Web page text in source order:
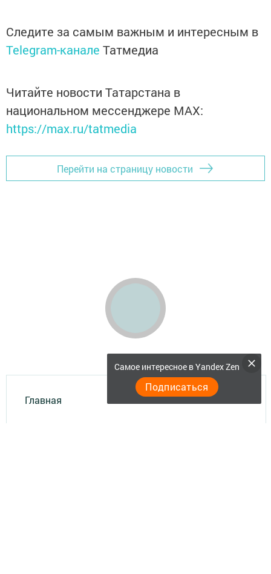
Следите за самым важным и интересным в
Telegram-канале Татмедиа
Читайте новости Татарстана в
национальном мессенджере MАХ:
https://max.ru/tatmedia
Перейти на страницу новости
Главная
Самое интересное в Yandex Zen
Подписаться